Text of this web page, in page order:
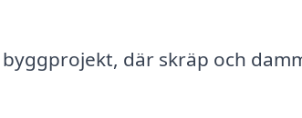
där skräp och